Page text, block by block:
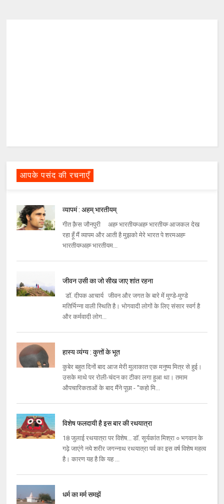
आपके पसंद की रचनाएँ
व्यापमं : अहम्‌ भारतीयम्‌
गीत क़ैस जौनपुरी अहम्‍ भारतीयम्‍अहम्‍ भारतीयम्‍ आजकल देख
रहा हूँ मैं व्यापम और आती है मुझको मेरे भारत पे शरमअहम्‍
भारतीयम्‍अहम्‍ भारतीयम...
जीवन उसी का जो सीख जाए शांत रहना
डॉ. दीपक आचार्य जीवन और जगत के बारे में मुण्डे-मुण्डे
मतिर्भिन्ना वाली स्थिति है। भोगवादी लोगों के लिए संसार स्वर्ग है
और कर्मवादी लोग...
हास्य व्यंग्य : कुत्तों के भूत
कुबेर बहुत दिनों बाद आज मेरी मुलाकात एक मनुष्य मित्र से हुई।
उसके माथे पर रोली-चंदन का टीका लगा हुआ था। तमाम
औपचारिकताओं के बाद मैंने पूछा - ''कहो मि...
विशेष फलदायी है इस बार की रथयात्रा
18 जुलाई रथयात्रा पर विशेष... डॉ. सूर्यकांत मिश्रा ० भगवान के
गढ़े जाएंगे नये शरीर जगन्नाथ रथयात्रा पर्व का इस वर्ष विशेष महत्व
है। कारण यह है कि यह ...
धर्म का मर्म समझें